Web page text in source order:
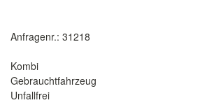
Anfragenr.: 31218
Kombi
Gebrauchtfahrzeug
Unfallfrei